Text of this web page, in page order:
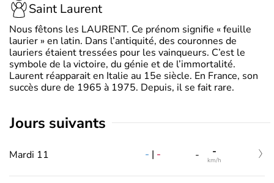
Saint Laurent
Nous fêtons les LAURENT. Ce prénom signifie « feuille
laurier » en latin. Dans l’antiquité, des couronnes de
lauriers étaient tressées pour les vainqueurs. C’est le
symbole de la victoire, du génie et de l’immortalité.
Laurent réapparait en Italie au 15e siècle. En France, son
succès dure de 1965 à 1975. Depuis, il se fait rare.
jours suivants
Mardi 11 - | - - -
km/h